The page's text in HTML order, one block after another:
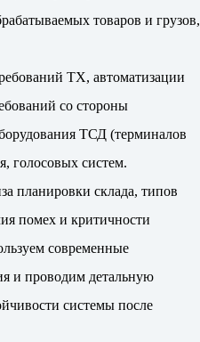
товаров и грузов,
ТХ, автоматизации
со стороны
ТСД (терминалов
голосовых систем.
планировки склада, типов
помех и критичности
современные
и проводим детальную
системы после